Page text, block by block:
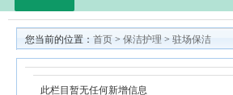
您当前的位置： 首页> 保洁护理 > 驻场保洁
此栏目暂无任何新增信息